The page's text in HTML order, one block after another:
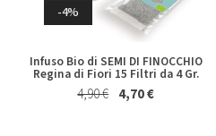
26,70 € 25,50 €
-4%
Infuso Bio di SEMI DI FINOCCHIO
Regina di Fiori 15 Filtri da 4 Gr.
4,90 € 4,70 €